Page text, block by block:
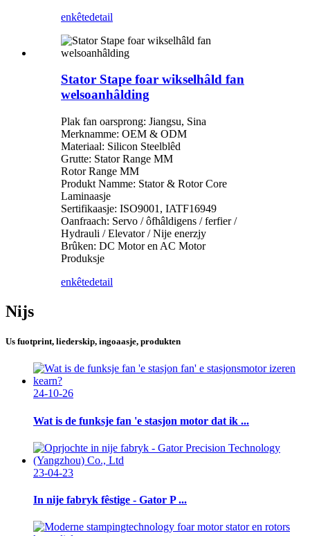
enkêtedetail
Stator Stape foar wikselhâld fan
welsoanhâlding
Plak fan oarsprong: Jiangsu, Sina
Merknamme: OEM & ODM
Materiaal: Silicon Steelblêd
Grutte: Stator Range MM
Rotor Range MM
Produkt Namme: Stator & Rotor Core
Laminaasje
Sertifikaasje: ISO9001, IATF16949
Oanfraach: Servo / ôfhâldigens / ferfier /
Hydrauli / Elevator / Nije enerzjy
Brûken: DC Motor en AC Motor
Produksje
enkêtedetail
Nijs
Us fuotprint, liederskip, ingoaasje, produkten
24-10-26
Wat is de funksje fan 'e stasjon motor dat ik ...
23-04-23
In nije fabryk fêstige - Gator P ...